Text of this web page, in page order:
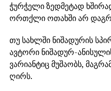
ჭურჭელი ზედმეტად
ორთქლი ოთახში არ
თუ სახლში ნიშადურის
ავტორი ნიშადურ-
ვარიანტიც მუშაობს,
ღირს.